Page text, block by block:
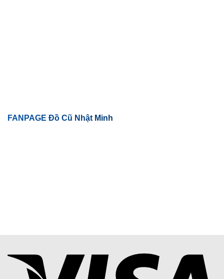
FANPAGE Đồ Cũ Nhật Minh